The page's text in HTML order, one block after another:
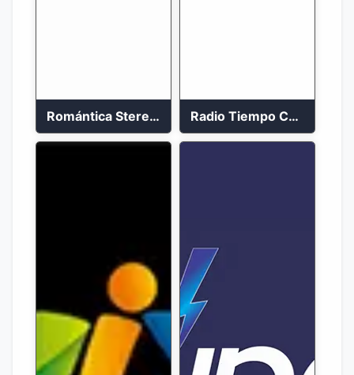
Romántica Stereo 88.1 FM Radio Tiempo Cali En Vivo 2023